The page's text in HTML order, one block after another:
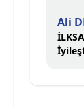
Ali